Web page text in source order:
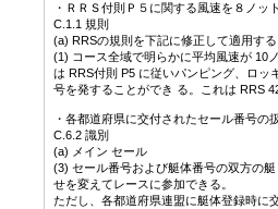
・ＲＲＳ付則Ｐ５に関する風速を８ノッ
C.1.1 規則
(a) RRSの規則を下記に修正して適用する
(1) コース全域で明らかに平均風速が 10
は RRS付則 P5 に従いパンピング、ロッ
号を発することができ る。これは RRS
・各都道府県に交付されたセール番号
C.6.2 識別
(a) メイン セール
(3) セール番号および艇体番号の双方の
せを変えてレースに参加できる。
ただし、各都道府県連盟に艇体登録時に